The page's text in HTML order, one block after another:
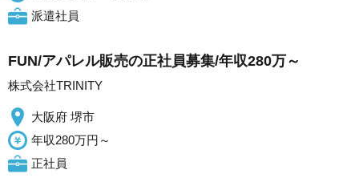
派遣社員
FUN/アパレル販売の正社員募集/年収280万～
株式会社TRINITY
大阪府 堺市
年収280万円～
正社員